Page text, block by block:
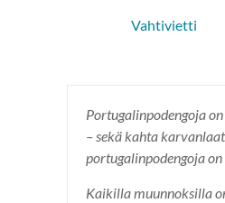
Vahtivietti
Portugalinpodengoja
– sekä kahta
portugalinpodengoja
Kaikilla muunnoksilla